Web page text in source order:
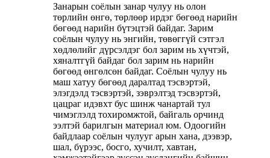
Занарын соёлын занар чулуу нь олон
төрлийн өнгө, төрлөөр ирдэг бөгөөд нарийн
бөгөөд нарийн бүтэцтэй байдаг. Зарим
соёлын чулуу нь энгийн, төвөггүй сэтгэл
хөдлөлийг дүрсэлдэг бол зарим нь хүчтэй,
хяналтгүй байдаг бол зарим нь нарийн
бөгөөд өнгөлсөн байдаг. Соёлын чулуу нь
маш хатуу бөгөөд даралтад тэсвэртэй,
элэгдэлд тэсвэртэй, зэврэлтэд тэсвэртэй,
цацраг идэвхт бус шинж чанартай тул
чимэглэлд тохиромжтой, байгаль орчинд
ээлтэй барилгын материал юм. Одоогийн
байдлаар соёлын чулууг арын хана, дээвэр,
шал, бүрээс, босго, хучилт, хавтан,